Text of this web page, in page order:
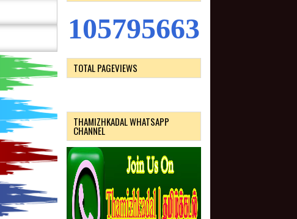
105795663
TOTAL PAGEVIEWS
THAMIZHKADAL WHATSAPP
CHANNEL